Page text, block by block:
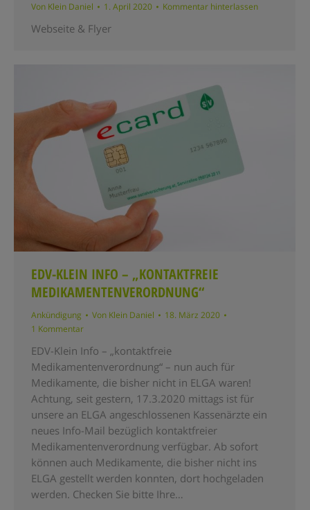
Von Klein Daniel 1. April 2020 Kommentar hinterlassen
Webseite & Flyer
EDV-KLEIN INFO – „KONTAKTFREIE
MEDIKAMENTENVERORDNUNG“
Ankündigung Von Klein Daniel
18. März 2020
1 Kommentar
EDV-Klein Info – „kontaktfreie
Medikamentenverordnung“ – nun auch für
Medikamente, die bisher nicht in ELGA waren!
Achtung, seit gestern, 17.3.2020 mittags ist für
unsere an ELGA angeschlossenen Kassenärzte ein
neues Info-Mail bezüglich kontaktfreier
Medikamentenverordnung verfügbar. Ab sofort
können auch Medikamente, die bisher nicht ins
ELGA gestellt werden konnten, dort hochgeladen
werden. Checken Sie bitte Ihre…